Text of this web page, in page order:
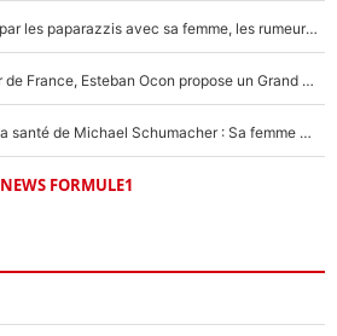
F1 : Charles Leclerc surpris par les paparazzis avec sa femme, les rumeurs étaient vraies !
Comme pour le final du Tour de France, Esteban Ocon propose un Grand Prix de Formule 1 à Paris : «Autour de l’Arc de Triomphe, ce serait génial» !
Nouvelle rumeur autour de la santé de Michael Schumacher : Sa femme Corinna sort du silence
NEWS FORMULE1